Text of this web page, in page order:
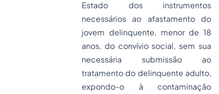
Estado dos instrumentos
necessários ao afastamento do
jovem delinquente, menor de 18
anos, do convívio social, sem sua
necessária submissão ao
tratamento do delinquente adulto,
expondo-o à contaminação